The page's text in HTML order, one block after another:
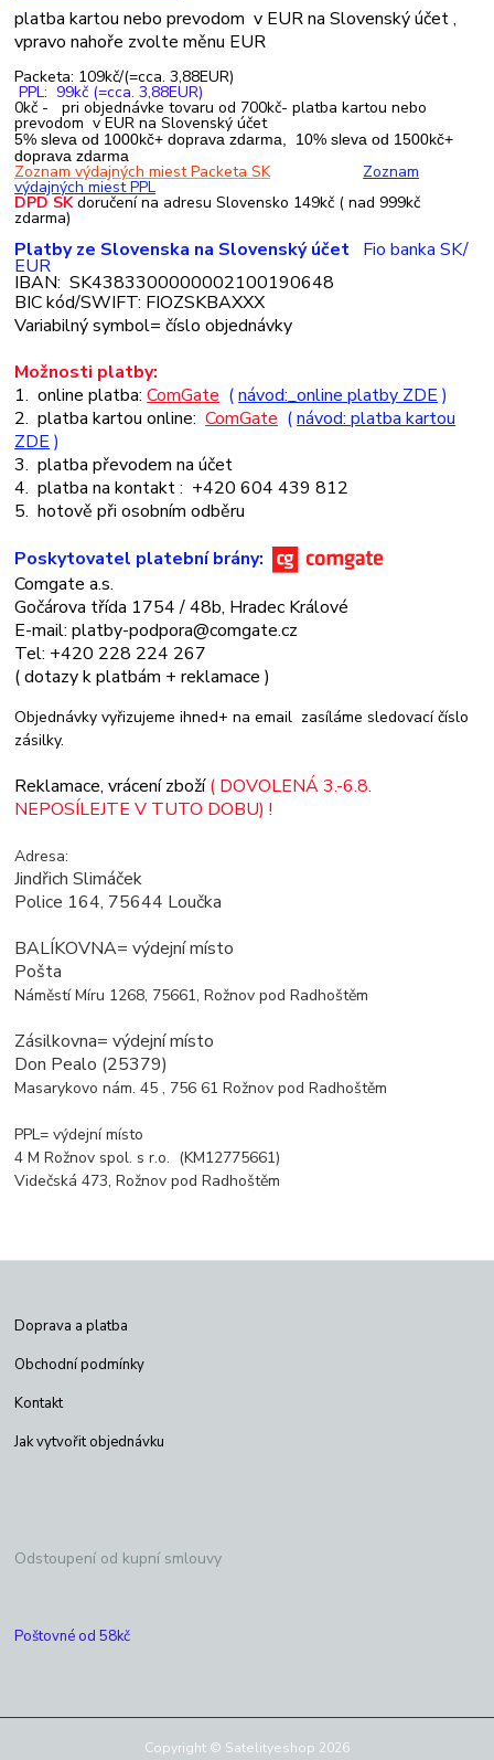
platba kartou nebo prevodom v EUR na Slovenský účet ,
vpravo nahoře zvolte měnu EUR
Packeta: 109kč/(=cca. 3,88EUR)
PPL: 99kč (=cca. 3,88EUR)
0kč - pri objednávke tovaru od 700kč-platba kartou nebo
prevodom v EUR na Slovenský účet
5% sleva od 1000kč+ doprava zdarma, 10% sleva od 1500kč+
doprava zdarma
Zoznam výdajných miest Packeta SK Zoznam
výdajných miest PPL
DPD SKdoručení na adresu Slovensko 149kč ( nad 999kč
zdarma)
Platby ze Slovenska na Slovenský účet Fio banka SK/
EUR
IBAN: SK4383300000002100190648
BIC kód/SWIFT: FIOZSKBAXXX
Variabilný symbol= číslo objednávky
Možnosti platby:
1. online platba:ComGate (návod:_online platby ZDE )
2. platba kartouonline: ComGate (návod: platba kartou
ZDE )
3. platba převodem na účet
4. platba na kontakt : +420 604 439 812
5. hotově při osobním odběru
Poskytovatel platební brány:
Comgate a.s.
Gočárova třída 1754 / 48b, Hradec Králové
E-mail: platby-podpora@comgate.cz
Tel: +420 228 224 267
(dotazy k platbám + reklamace )
Objednávky vyřizujeme ihned+ na email zasíláme sledovací číslo
zásilky.
Reklamace, vrácení zboží( DOVOLENÁ 3.-6.8.
NEPOSÍLEJTE V TUTO DOBU) !
Adresa:
Jindřich Slimáček
Police 164, 75644 Loučka
BALÍKOVNA= výdejní místo
Pošta
Náměstí Míru 1268, 75661, Rožnov pod Radhoštěm
Zásilkovna= výdejní místo
Don Pealo (25379)
Masarykovo nám. 45 , 756 61 Rožnov pod Radhoštěm
PPL= výdejní místo
4 M Rožnov spol. s r.o. (KM12775661)
Videčská 473, Rožnov pod Radhoštěm
Doprava a platba
Obchodní podmínky
Kontakt
Jak vytvořit objednávku
Odstoupení od kupní smlouvy
Poštovné od 58kč
Copyright © Satelityeshop 2026